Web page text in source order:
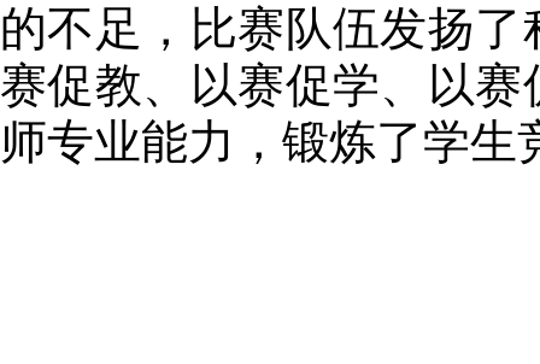
的不足，比赛队伍发扬
赛促教、以赛促学、以
师专业能力，锻炼了学生